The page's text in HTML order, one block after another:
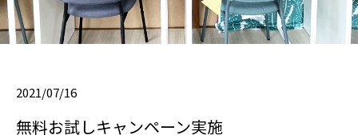
2021/07/16
無料お試しキャンペーン実施